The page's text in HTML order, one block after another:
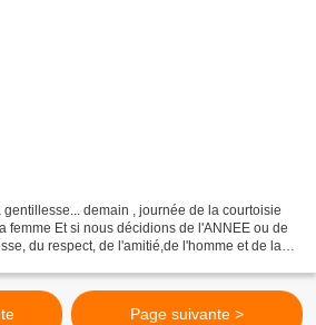
demain , journée de la courtoisie
femme Et si nous décidions de l'ANNEE ou de
du respect, de l'amitié,de l'homme et de la
Page suivante >